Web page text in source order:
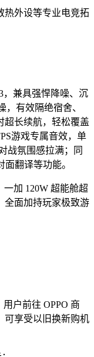
热外设等专业电竞拓
，兼具强悍降噪、沉
，有效隔绝宿舍、
超长续航，轻松覆盖
游戏专属音效，单
战氛围感拉满；同
翻译等功能。
加 120W 超能舱超
全面加持玩家极致游
户前往 OPPO 商
可享受以旧换新购机